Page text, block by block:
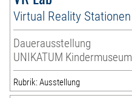
Virtual Reality Stationen
Dauerausstellung
UNIKATUM
Rubrik: Ausstellung